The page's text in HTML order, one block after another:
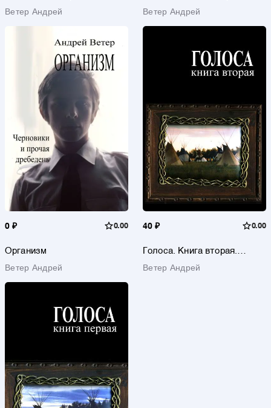
Ветер Андрей Ветер Андрей
0 ₽ 0.00
Организм
Ветер Андрей
40 ₽ 0.00
Голоса. Книга вторая.
индеанистов
Ветер Андрей